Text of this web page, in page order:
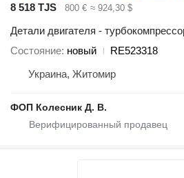
8 518 TJS 800 € ≈ 924,30 $
Детали двигателя -
Состояние новый
RE523318
Украина, Житомир
ФОП Колесник Д. В.